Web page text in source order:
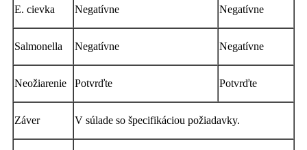
E. cievka Negatívne Negatívne
Salmonella Negatívne Negatívne
Neožiarenie Potvrďte Potvrďte
Záver V súlade so špecifikáciou požiadavky.